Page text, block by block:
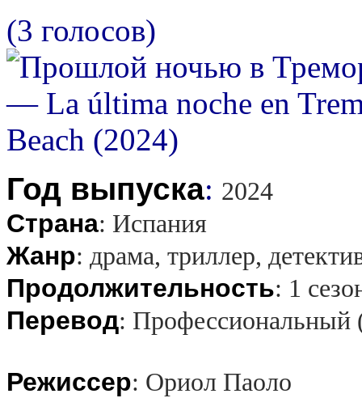
(3 голосов)
Год выпуска: 2024
Страна: Испания
Жанр: драма, триллер,
Продолжительность: 1
Перевод: Профессиональный
Режиссер: Ориол Паоло